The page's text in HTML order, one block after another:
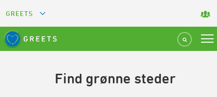
GREETS
GREEN KEY
Find grønne steder